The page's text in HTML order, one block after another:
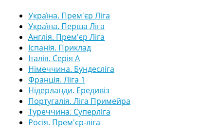
Україна. Прем'єр Ліга
Україна. Перша Ліга
Англія. Прем'єр Ліга
Іспанія. Приклад
Італія. Серія А
Німеччина. Бундесліга
Франція. Ліга 1
Нідерланди. Ередивіз
Португалія. Ліга Примейра
Туреччина. Суперліга
Росія. Прем'єр-ліга